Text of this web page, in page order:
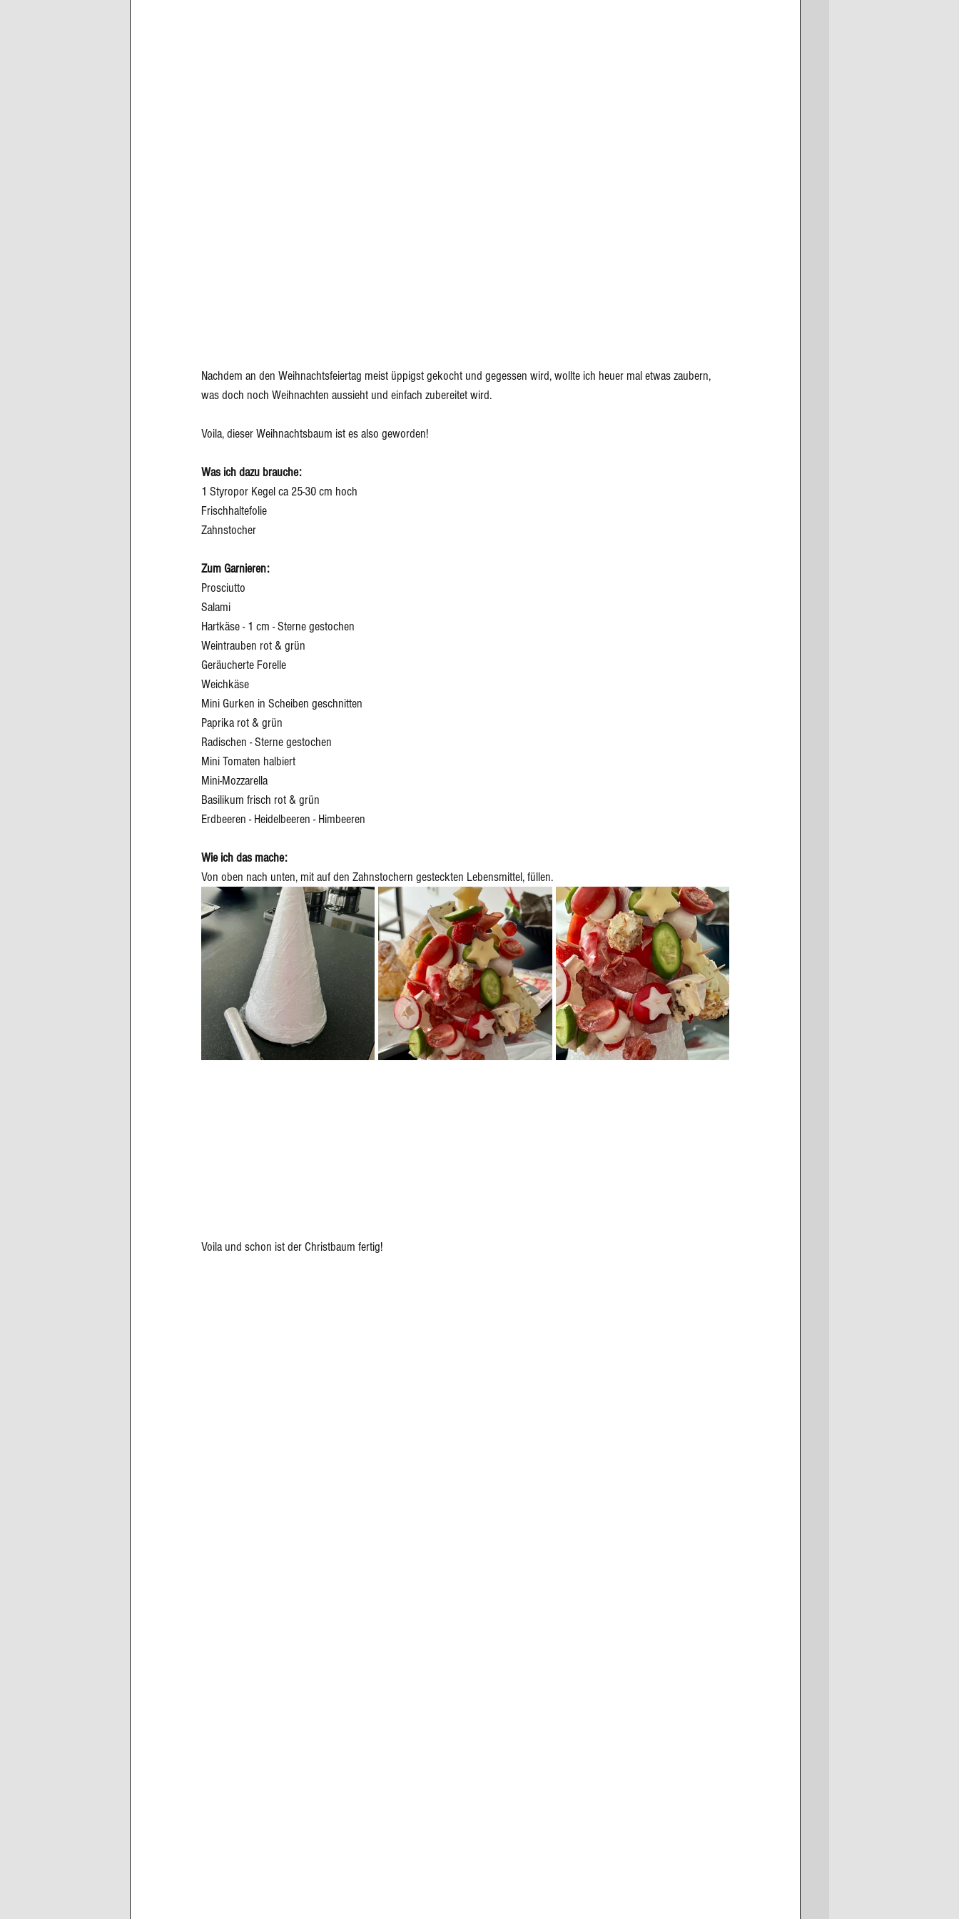
Nachdem an den Weihnachtsfeiertag meist üppigst gekocht und gegessen wird, wollte ich heuer mal etwas zaubern,
was doch noch Weihnachten aussieht und einfach zubereitet wird.
Voila, dieser Weihnachtsbaum ist es also geworden!
Was ich dazu brauche:
1 Styropor Kegel ca 25-30 cm hoch
Frischhaltefolie
Zahnstocher
Zum Garnieren:
Prosciutto
Salami
Hartkäse - 1 cm - Sterne gestochen
Weintrauben rot & grün
Geräucherte Forelle
Weichkäse
Mini Gurken in Scheiben geschnitten
Paprika rot & grün
Radischen - Sterne gestochen
Mini Tomaten halbiert
Mini-Mozzarella
Basilikum frisch rot & grün
Erdbeeren - Heidelbeeren - Himbeeren
Wie ich das mache:
Von oben nach unten, mit auf den Zahnstochern gesteckten Lebensmittel, füllen.
Voila und schon ist der Christbaum fertig!